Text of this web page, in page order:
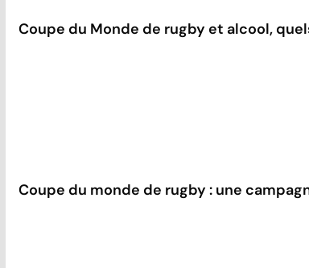
Coupe du Monde de rugby et alcool,
Coupe du monde de rugby : une